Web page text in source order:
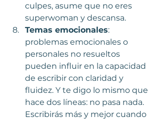
culpes, asume que no eres
superwoman y descansa.
Temas emocionales:
problemas emocionales o
personales no resueltos
pueden influir en la capacidad
de escribir con claridad y
fluidez. Y te digo lo mismo que
hace dos líneas: no pasa nada.
Escribirás más y mejor cuando